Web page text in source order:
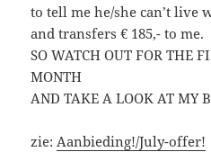
to tell me he/she can’t live
and transfers € 185,- to me.
SO WATCH OUT FOR THE
MONTH
AND TAKE A LOOK AT MY
zie: Aanbieding!/July-offer!